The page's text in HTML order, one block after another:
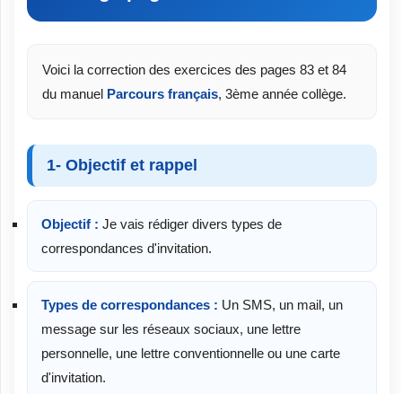
Voici la correction des exercices des pages 83 et 84
du manuel Parcours français, 3ème année collège.
1- Objectif et rappel
Objectif : Je vais rédiger divers types de
correspondances d'invitation.
Types de correspondances : Un SMS, un mail, un
message sur les réseaux sociaux, une lettre
personnelle, une lettre conventionnelle ou une carte
d'invitation.